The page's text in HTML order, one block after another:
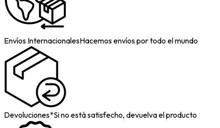
Envíos InternacionalesHacemos envíos por todo el mundo
Devoluciones*Si no está satisfecho, devuelva el producto